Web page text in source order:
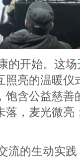
的开始。这
照亮的温暖仪
饱含公益慈善
，麦光微亮
流的生动实